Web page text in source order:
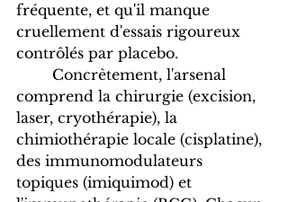
fréquente, et qu'il manque
cruellement d'essais rigoureux
contrôlés par placebo.
comprend la chirurgie (excision,
laser, cryothérapie), la
chimiothérapie locale (cisplatine),
des immunomodulateurs
topiques (imiquimod) et